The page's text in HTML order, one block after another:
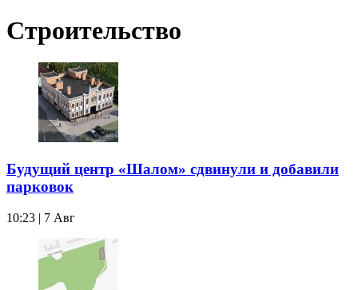
Строительство
Будущий центр «Шалом» сдвинули и добавили
парковок
10:23 | 7 Авг